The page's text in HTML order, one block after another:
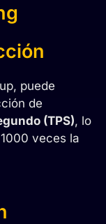
puede
de
(TPS), lo
veces la